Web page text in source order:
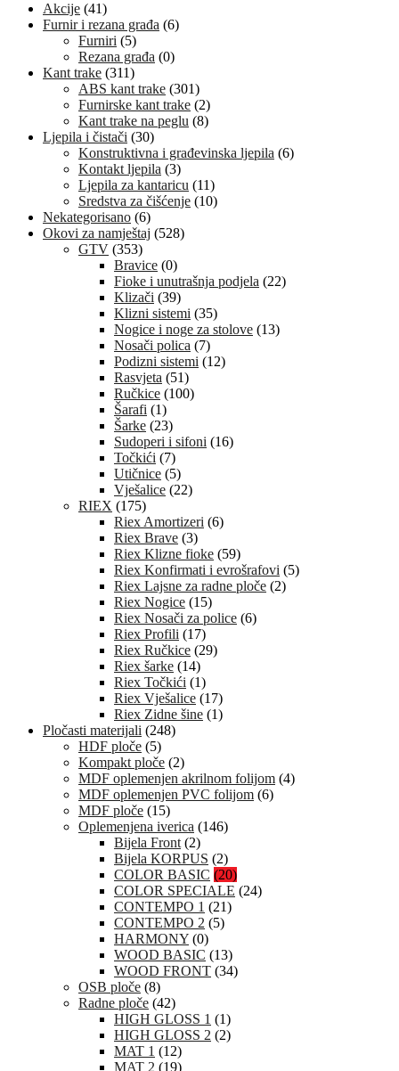
Akcije (41)
Furnir i rezana građa (6)
Furniri (5)
Rezana građa (0)
Kant trake (311)
ABS kant trake (301)
Furnirske kant trake (2)
Kant trake na peglu (8)
Ljepila i čistači (30)
Konstruktivna i građevinska ljepila (6)
Kontakt ljepila (3)
Ljepila za kantaricu (11)
Sredstva za čišćenje (10)
Nekategorisano (6)
Okovi za namještaj (528)
GTV (353)
Bravice (0)
Fioke i unutrašnja podjela (22)
Klizači (39)
Klizni sistemi (35)
Nogice i noge za stolove (13)
Nosači polica (7)
Podizni sistemi (12)
Rasvjeta (51)
Ručkice (100)
Šarafi (1)
Šarke (23)
Sudoperi i sifoni (16)
Točkići (7)
Utičnice (5)
Vješalice (22)
RIEX (175)
Riex Amortizeri (6)
Riex Brave (3)
Riex Klizne fioke (59)
Riex Konfirmati i evrošrafovi (5)
Riex Lajsne za radne ploče (2)
Riex Nogice (15)
Riex Nosači za police (6)
Riex Profili (17)
Riex Ručkice (29)
Riex šarke (14)
Riex Točkići (1)
Riex Vješalice (17)
Riex Zidne šine (1)
Pločasti materijali (248)
HDF ploče (5)
Kompakt ploče (2)
MDF oplemenjen akrilnom folijom (4)
MDF oplemenjen PVC folijom (6)
MDF ploče (15)
Oplemenjena iverica (146)
Bijela Front (2)
Bijela KORPUS (2)
COLOR BASIC (20)
COLOR SPECIALE (24)
CONTEMPO 1 (21)
CONTEMPO 2 (5)
HARMONY (0)
WOOD BASIC (13)
WOOD FRONT (34)
OSB ploče (8)
Radne ploče (42)
HIGH GLOSS 1 (1)
HIGH GLOSS 2 (2)
MAT 1 (12)
MAT 2 (19)